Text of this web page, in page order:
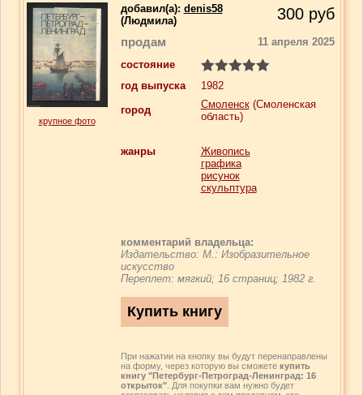
крупное фото
добавил(a): denis58
(Людмила)
300 руб
продам
11 апреля 2025
состояние
год выпуска
1982
город
Смоленск(Смоленская
область)
жанры
Живопись
графика
рисунок
скульптура
комментарий владельца:
Издательство: М.: Изобразительное
искусство
Переплет: мягкий; 16 страниц; 1982 г.
При нажатии на кнопку вы будут перенаправлены
на форму, через которую вы сможете купить
книгу "Петербург-Петроград-Ленинград: 16
открыток". Для покупки вам нужно будет